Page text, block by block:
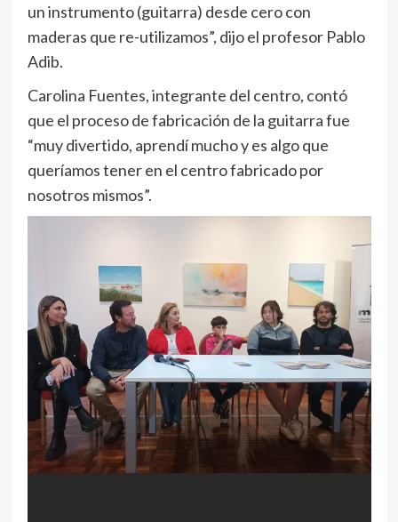
un instrumento (guitarra) desde cero con
maderas que re-utilizamos”, dijo el profesor Pablo
Adib.
Carolina Fuentes, integrante del centro, contó
que el proceso de fabricación de la guitarra fue
“muy divertido, aprendí mucho y es algo que
queríamos tener en el centro fabricado por
nosotros mismos”.